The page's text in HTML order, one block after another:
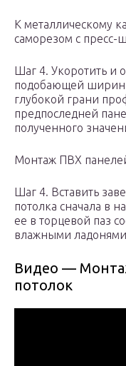
К металлическому
саморезом с пресс-
Шаг 4. Укоротить и
подобающей
глубокой грани
предпоследней
полученного
Монтаж ПВХ
Шаг 4. Вставить
потолка сначала в
ее в торцевой паз
влажными
Видео —
потолок